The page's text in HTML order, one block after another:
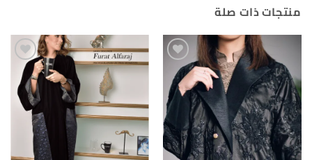
منتجات ذات صلة
Add to
wishlist
Add to
wishlist